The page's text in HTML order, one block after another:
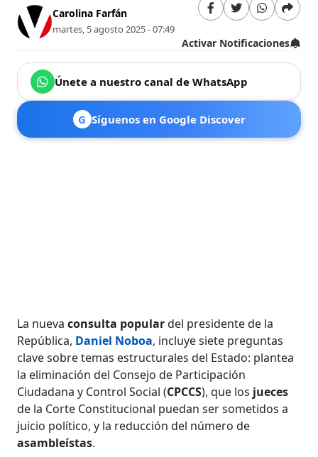
Carolina Farfán
martes, 5 agosto 2025 - 07:49
Activar Notificaciones
Únete a nuestro canal de WhatsApp
G Síguenos en Google Discover
La nuevaconsulta populardel presidente de la
República, Daniel Noboa, incluye siete preguntas
clave sobre temas estructurales del Estado: plantea
la eliminación del Consejo de Participación
Ciudadana y Control Social (CPCCS), que los jueces
de la Corte Constitucional puedan ser sometidos a
juicio político, y la reducción del número de
asambleístas.